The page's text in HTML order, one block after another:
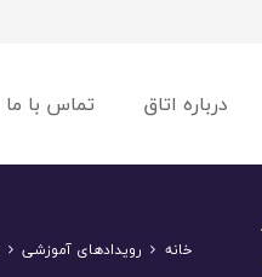
درباره اتاق تماس با ما
خانه رویدادهای آموزشی